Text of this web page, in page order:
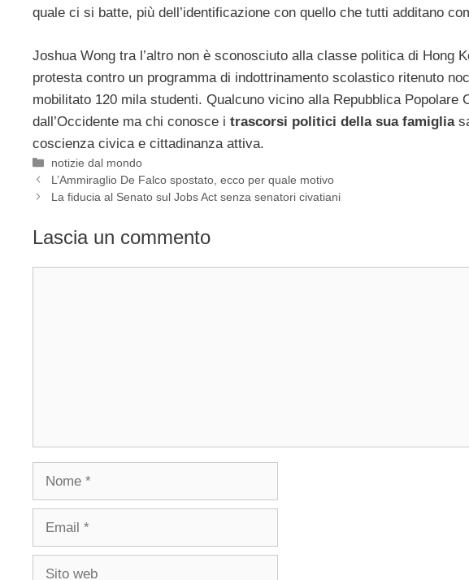
quale ci si batte, più dell’identificazione con quello che tutti additano
Joshua Wong tra l’altro non è sconosciuto alla classe politica di Hong
protesta contro un programma di indottrinamento scolastico ritenuto
mobilitato 120 mila studenti. Qualcuno vicino alla Repubblica Popolare
dall’Occidente ma chi conosce i trascorsi politici della sua famiglia
coscienza civica e cittadinanza attiva.
Categorie
notizie dal mondo
L’Ammiraglio De Falco spostato, ecco per quale motivo
La fiducia al Senato sul Jobs Act senza senatori civatiani
Lascia un commento
Nome
Email
Sito